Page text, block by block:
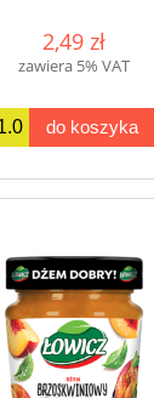
2,49 zł
zawiera 5% VAT
do koszyka